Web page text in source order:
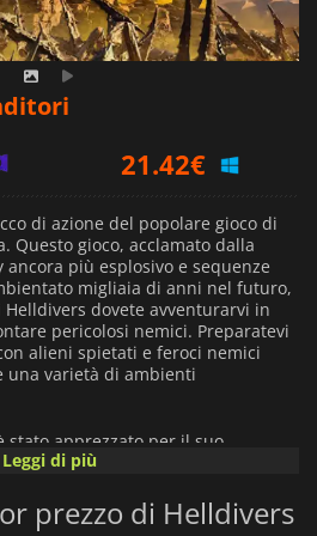
21.42€
34.39€
di azione del popolare gioco di
Questo gioco, acclamato dalla
più esplosivo e sequenze
migliaia di anni nel futuro,
dovete avventurarvi in
pericolosi nemici. Preparatevi
alieni spietati e feroci nemici
una varietà di ambienti
stato apprezzato per il suo
Godetevi un'emozionante
emozionante. Potenziate il vostro
abilità speciali e utilizzate armi
Leggi di più
prezzo di Helldivers